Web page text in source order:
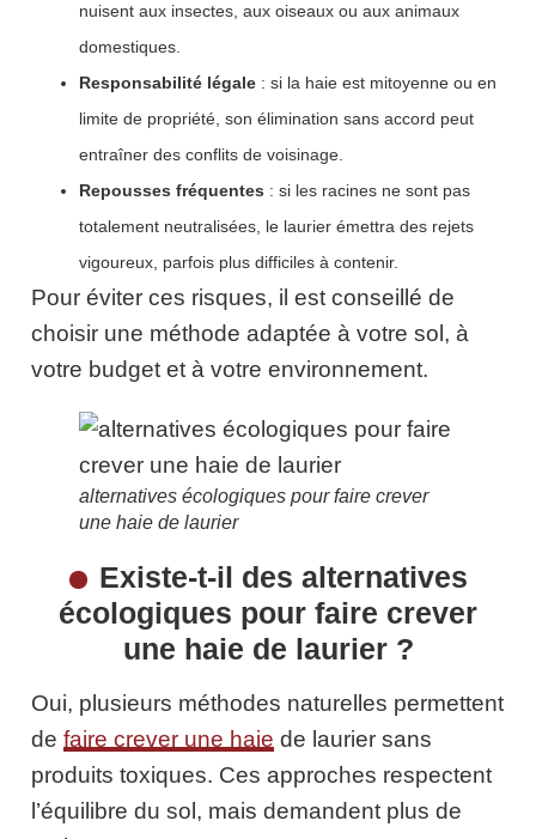
nuisent aux insectes, aux oiseaux ou aux animaux
domestiques.
Responsabilité légale : si la haie est mitoyenne ou en
limite de propriété, son élimination sans accord peut
entraîner des conflits de voisinage.
Repousses fréquentes : si les racines ne sont pas
totalement neutralisées, le laurier émettra des rejets
vigoureux, parfois plus difficiles à contenir.
Pour éviter ces risques, il est conseillé de
choisir une méthode adaptée à votre sol, à
votre budget et à votre environnement.
alternatives écologiques pour faire crever
une haie de laurier
Existe-t-il des alternatives
écologiques pour faire crever
une haie de laurier ?
Oui, plusieurs méthodes naturelles permettent
de faire crever une haie de laurier sans
produits toxiques. Ces approches respectent
l’équilibre du sol, mais demandent plus de